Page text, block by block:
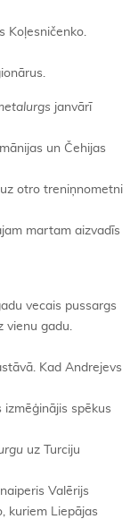
Koļesničenko.
janvārī
un Čehijas
otro treniņnometni
martam aizvadīs
vecais pussargs
vienu gadu.
Kad Andrejevs
izmēģinājis spēkus
uz Turciju
Valērijs
kuriem Liepājas